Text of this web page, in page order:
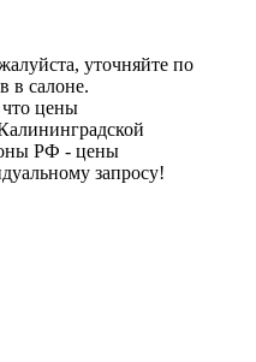
уточняйте по
в салоне.
цены
РФ - цены
запросу!